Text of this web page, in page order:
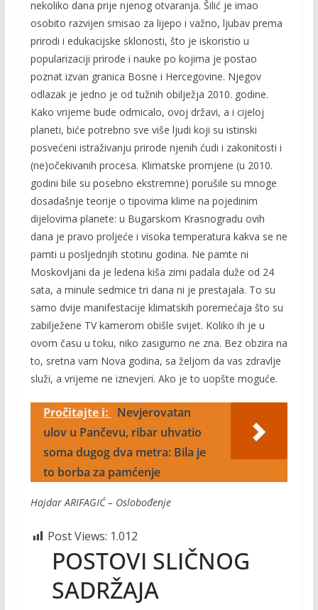
nekoliko dana prije njenog otvaranja. Šilić je imao
osobito razvijen smisao za lijepo i važno, ljubav prema
prirodi i edukacijske sklonosti, što je iskoristio u
popularizaciji prirode i nauke po kojima je postao
poznat izvan granica Bosne i Hercegovine. Njegov
odlazak je jedno je od tužnih obilježja 2010. godine.
Kako vrijeme bude odmicalo, ovoj državi, a i cijeloj
planeti, biće potrebno sve više ljudi koji su istinski
posvećeni istraživanju prirode njenih ćudi i zakonitosti i
(ne)očekivanih procesa. Klimatske promjene (u 2010.
godini bile su posebno ekstremne) porušile su mnoge
dosadašnje teorije o tipovima klime na pojedinim
dijelovima planete: u Bugarskom Krasnogradu ovih
dana je pravo proljeće i visoka temperatura kakva se ne
pamti u posljednjih stotinu godina. Ne pamte ni
Moskovljani da je ledena kiša zimi padala duže od 24
sata, a minule sedmice tri dana ni je prestajala. To su
samo dvije manifestacije klimatskih poremećaja što su
zabilježene TV kamerom obišle svijet. Koliko ih je u
ovom času u toku, niko zasigurno ne zna. Bez obzira na
to, sretna vam Nova godina, sa željom da vas zdravlje
služi, a vrijeme ne iznevjeri. Ako je to uopšte moguće.
Pročitajte i:
Nevjerovatan
ulov u Pančevu, ribar uhvatio
soma dugog dva metra: Bila je
to borba za pamćenje
Hajdar ARIFAGIĆ – Oslobođenje
Post Views: 1.012
POSTOVI SLIČNOG
SADRŽAJA